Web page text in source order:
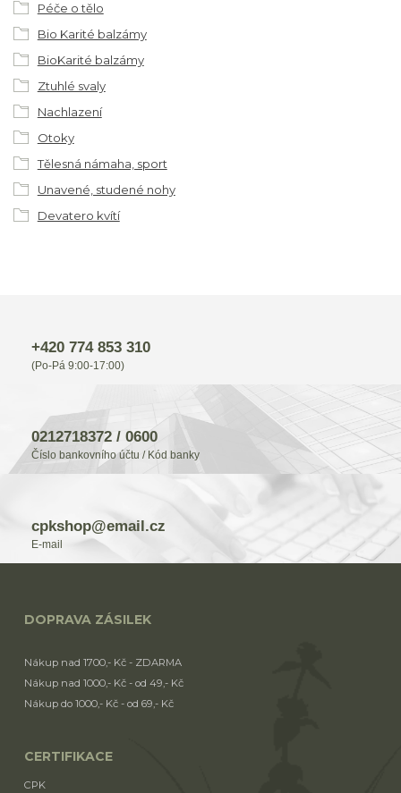
Péče o tělo
Bio Karité balzámy
BioKarité balzámy
Ztuhlé svaly
Nachlazení
Otoky
Tělesná námaha, sport
Unavené, studené nohy
Devatero kvítí
+420 774 853 310
(Po-Pá 9:00-17:00)
0212718372 / 0600
Číslo bankovního účtu / Kód banky
cpkshop@email.cz
E-mail
DOPRAVA ZÁSILEK
Nákup nad 1700,- Kč - ZDARMA
Nákup nad 1000,- Kč - od 49,- Kč
Nákup do 1000,- Kč - od 69,- Kč
CERTIFIKACE
CPK